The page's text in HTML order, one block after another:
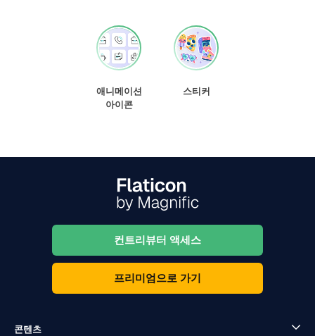
애니메이션
아이콘
스티커
컨트리뷰터 액세스
프리미엄으로 가기
콘텐츠